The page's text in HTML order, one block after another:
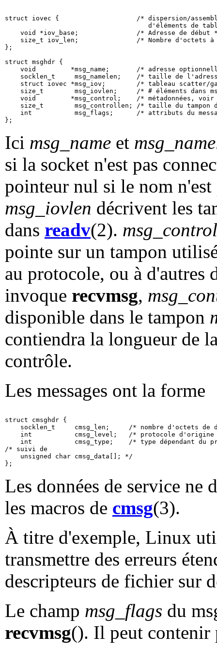
struct iovec {                    /* dispersion/
d'éléments de
void *iov_base;               /* Adresse de début
size_t iov_len;               /* Nombre d'octets à
};
struct msghdr {
void         *msg_name;       /* adresse
socklen_t     msg_namelen;    /* taille de
struct iovec *msg_iov;        /* tableau scatter/
size_t        msg_iovlen;     /* # éléments dans
void         *msg_control;    /* métadonnées, voir
size_t        msg_controllen; /* taille du tampon
int           msg_flags;      /* attributs du
Ici msg_name et
si la socket n'est pas
pointeur nul si le nom n'est
msg_iovlen décrivent les
dans readv(2). msg_control
pointe sur un tampon
au protocole, ou à d'autres
invoque recvmsg,
disponible dans le tampon
contiendra la longueur de
contrôle.
Les messages ont la forme
struct cmsghdr {
socklen_t     cmsg_len;     /* nombre d'octets de
int           cmsg_level;   /* protocole d'origine
int           cmsg_type;    /* type dépendant du
/* suivi de
    unsigned char cmsg_data[]; */
Les données de service ne
les macros de cmsg(3).
À titre d'exemple, Linux
transmettre des erreurs
descripteurs de fichier sur
Le champ msg_flags du
recvmsg(). Il peut contenir